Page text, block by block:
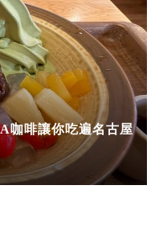
咖啡讓你吃遍名古屋